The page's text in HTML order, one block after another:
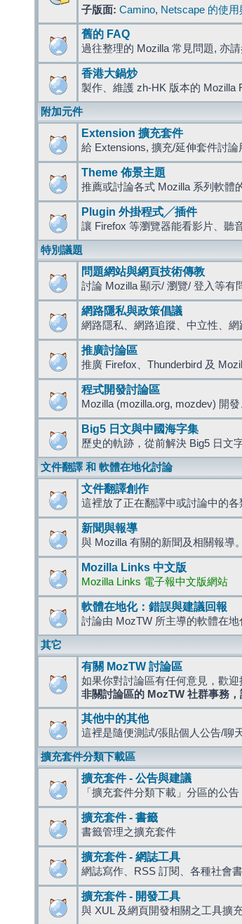
子版面: Camino, Netscape 的使用
舊的 FAQ
過往整理的 Mozilla 常見問題, 亦
香港大鍋炒
製作、維護 zh-HK 版本的 Mozilla
附加元件
Extension 擴充套件
給 Extensions, 擴充/延伸套件討論
Theme 佈景主題
推薦或討論各式 Mozilla 系列軟體
Plugin 外掛程式╱插件
讓 Firefox 等瀏覽器能看影片、聽
特別議題
問題網站與網頁技術傳教
討論 Mozilla 顯示/ 瀏覽/ 登入等有
網路隱私與政策倡議
網路隱私、網路追蹤、中立性、網
推廣討論區
推廣 Firefox、Thunderbird 及
程式開發討論區
Mozilla (mozilla.org, mozdev) 開發
Big5 日文與中國海字集
歷史的軌跡，從前解決 Big5 日文
文件翻譯 和 軟體在地化討論
文件翻譯創作
這裡放了正在翻譯中或討論中的各
新聞與報導
與 Mozilla 有關的新聞及相關報導。
Mozilla Links 中文版
Mozilla Links 電子報中文版網站
軟體在地化：錯誤與建議回報
討論由 MozTW 所主導的軟體在
其它
有關 MozTW 討論區
如果你對討論區有任何意見，歡
非關討論區的 MozTW 社群事務
其他中的其他
這裡是隨便測試/張貼個人公告/聊
擴充套件分類下載區
擴充套件 - 公告與建議
「擴充套件分類下載」分區的公
擴充套件 - 書籤
書籤管理之擴充套件
擴充套件 - 網誌工具
網誌寫作、RSS 訂閱、各種社會
擴充套件 - 開發工具
與 XUL 及網頁開發相關之工具擴